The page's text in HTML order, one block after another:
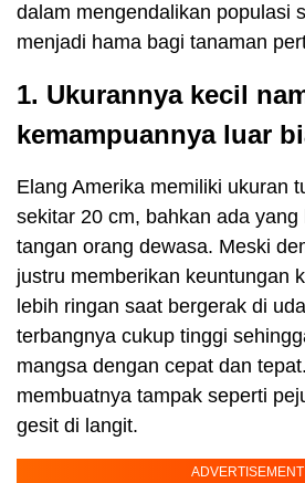
dalam mengendalikan populasi
menjadi hama bagi tanaman
1. Ukurannya kecil
kemampuannya luar
Elang Amerika memiliki ukuran
sekitar 20 cm, bahkan ada yang
tangan orang dewasa. Meski
justru memberikan keuntungan
lebih ringan saat bergerak di
terbangnya cukup tinggi
mangsa dengan cepat dan
membuatnya tampak seperti
gesit di langit.
ADVERTISEMENT